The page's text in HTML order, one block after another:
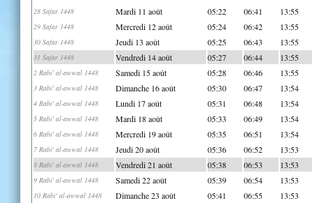
28 Safar 1448 Mardi 11 août 05:22 06:41 13:55
29 Safar 1448 Mercredi 12 août 05:24 06:42 13:55
30 Safar 1448 Jeudi 13 août 05:25 06:43 13:55
31 Safar 1448 Vendredi 14 août 05:27 06:44 13:55
2 Rabi' al-awwal 1448 Samedi 15 août 05:28 06:46 13:55
3 Rabi' al-awwal 1448 Dimanche 16 août 05:30 06:47 13:54
4 Rabi' al-awwal 1448 Lundi 17 août 05:31 06:48 13:54
5 Rabi' al-awwal 1448 Mardi 18 août 05:33 06:49 13:54
6 Rabi' al-awwal 1448 Mercredi 19 août 05:35 06:51 13:54
7 Rabi' al-awwal 1448 Jeudi 20 août 05:36 06:52 13:53
8 Rabi' al-awwal 1448 Vendredi 21 août 05:38 06:53 13:53
9 Rabi' al-awwal 1448 Samedi 22 août 05:39 06:54 13:53
10 Rabi' al-awwal 1448 Dimanche 23 août 05:41 06:55 13:53